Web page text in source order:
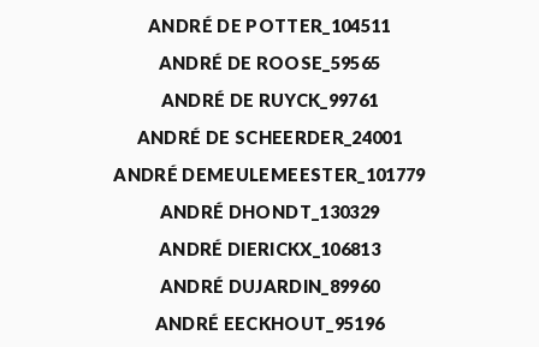
ANDRÉ DE POTTER_104511
ANDRÉ DE ROOSE_59565
ANDRÉ DE RUYCK_99761
ANDRÉ DE SCHEERDER_24001
ANDRÉ DEMEULEMEESTER_101779
ANDRÉ DHONDT_130329
ANDRÉ DIERICKX_106813
ANDRÉ DUJARDIN_89960
ANDRÉ EECKHOUT_95196